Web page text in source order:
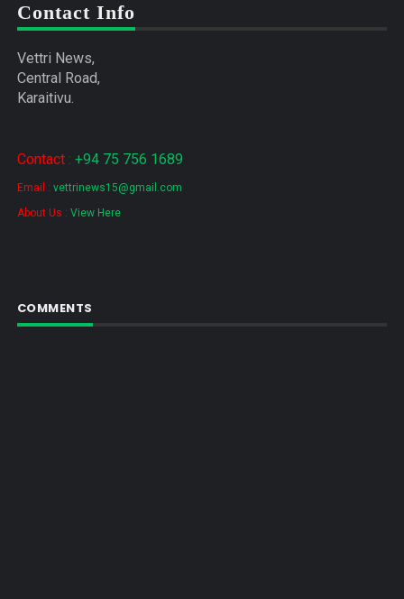
Contact Info
Vettri News,
Central Road,
Karaitivu.
Contact : +94 75 756 1689
Email : vettrinews15@gmail.com
About Us : View Here
COMMENTS